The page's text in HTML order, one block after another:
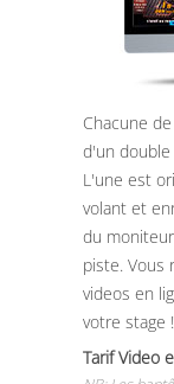
Chacune
d'un
L'une est
volant et
du
piste. Vous
videos en
votre stage !
Tarif Video